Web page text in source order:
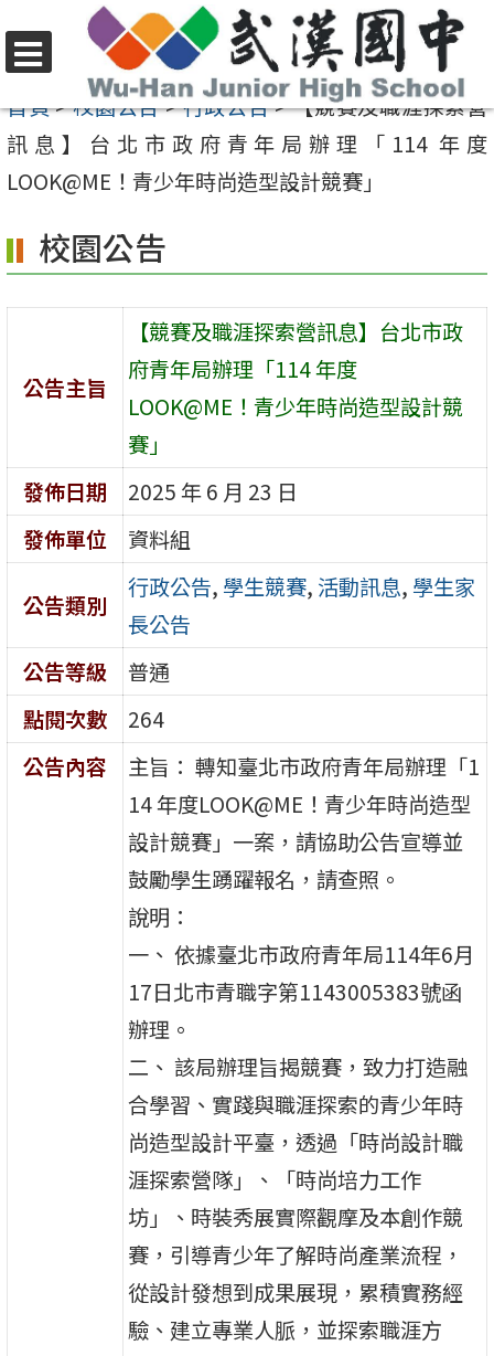
至
要
內
區
選
單
首頁>校園公告>行政公告>【競賽及職涯探索營
訊息】台北市政府青年局辦理「114 年度
LOOK@ME！青少年時尚造型設計競賽」
校園公告
公告主旨
【競賽及職涯探索營訊息】台北市政
府青年局辦理「114 年度
LOOK@ME！青少年時尚造型設計競
賽」
發佈日期
2025 年 6 月 23 日
發佈單位
資料組
公告類別
行政公告, 學生競賽, 活動訊息, 學生家
長公告
公告等級
普通
點閱次數
264
公告內容
主旨： 轉知臺北市政府青年局辦理「1
14 年度LOOK@ME！青少年時尚造型
設計競賽」一案，請協助公告宣導並
鼓勵學生踴躍報名，請查照。
說明：
一、 依據臺北市政府青年局114年6月
17日北市青職字第1143005383號函
辦理。
二、 該局辦理旨揭競賽，致力打造融
合學習、實踐與職涯探索的青少年時
尚造型設計平臺，透過「時尚設計職
涯探索營隊」、「時尚培力工作
坊」、時裝秀展實際觀摩及本創作競
賽，引導青少年了解時尚產業流程，
從設計發想到成果展現，累積實務經
驗、建立專業人脈，並探索職涯方